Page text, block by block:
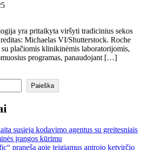
yra pritaikyta viršyti tradicinius sekos
Michaelas VI/Shutterstock. Roche
plačiomis klinikinėmis laboratorijomis,
programas, panaudojant […]
Paieška
susieja kodavimo agentus su greitesniais
įrangos kūrimu
praneša apie teigiamus antrojo ketvirčio